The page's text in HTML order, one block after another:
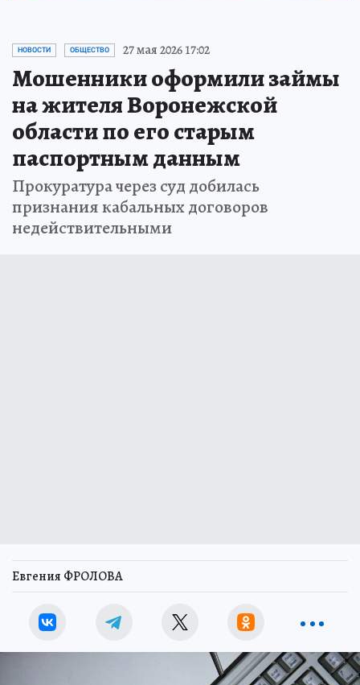
НОВОСТИ ОБЩЕСТВО 27 мая 2026 17:02
Мошенники оформили займы
на жителя Воронежской
области по его старым
паспортным данным
Прокуратура через суд добилась
признания кабальных договоров
недействительными
Евгения ФРОЛОВА